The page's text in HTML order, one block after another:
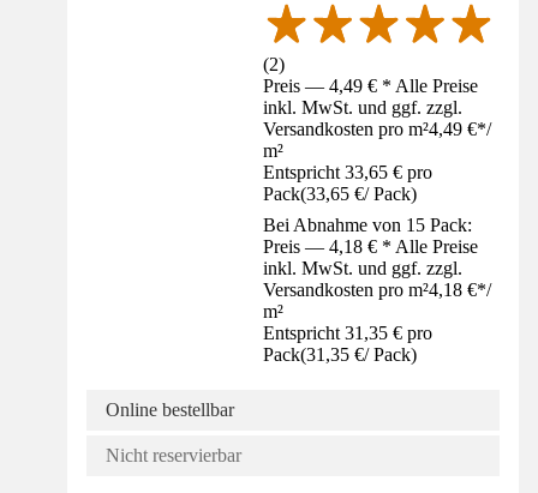
(2)
Preis — 4,49 € * Alle Preise
inkl. MwSt. und ggf. zzgl.
Versandkosten pro m²4,49 €*/
m²
Entspricht 33,65 € pro
Pack(33,65 €/ Pack)
Bei Abnahme von 15 Pack:
Preis — 4,18 € * Alle Preise
inkl. MwSt. und ggf. zzgl.
Versandkosten pro m²4,18 €*/
m²
Entspricht 31,35 € pro
Pack(31,35 €/ Pack)
Online bestellbar
Nicht reservierbar